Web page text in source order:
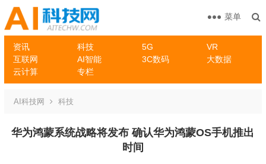
资讯 科技 5G
VR
互联网
AI智能 3C数码
大数据
云计算
专栏
菜单
AI科技网 科技
华为鸿蒙系统战略将发布 确认华为鸿蒙OS手机推出
时间